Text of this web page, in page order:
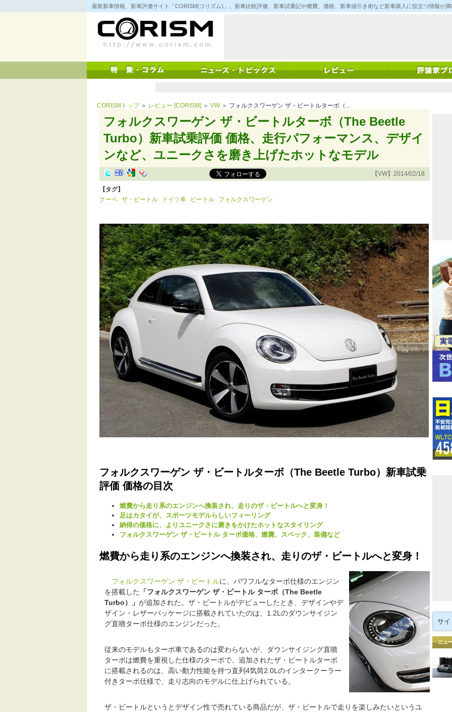
コ
ン
キ
ッ
最新新車情報、新車評価サイト「CORISM(コリズム)」。新車比較評価、新車試乗記や燃費、価格、新車値引き術など新車購入に役立つ情報が
CORISMトップ＞ レビュー [CORISM] ＞ VW＞ フォルクスワーゲン ザ・ビートルターボ（...
フォルクスワーゲン ザ・ビートルターボ（The Beetle
Turbo）新車試乗評価 価格、走行パフォーマンス、デザイ
ンなど、ユニークさを磨き上げたホットなモデル
【VW】2014/02/18
【タグ】
クーペ ザ・ビートル ドイツ車 ビートル フォルクスワーゲン
フォルクスワーゲン ザ・ビートルターボ（The Beetle Turbo）新車試乗
評価 価格の目次
燃費から走り系のエンジンへ換装され、走りのザ・ビートルへと変身！
足はカタイが、スポーツモデルらしいフィーリング
納得の価格に、よりユニークさに磨きをかけたホットなスタイリング
フォルクスワーゲン ザ・ビートル ターボ価格、燃費、スペック、装備など
燃費から走り系のエンジンへ換装され、走りのザ・ビートルへと変身！
フォルクスワーゲン ザ・ビートルに、パワフルなターボ仕様のエンジン
を搭載した
「フォルクスワーゲン ザ・ビートル ターボ（The Beetle
Turbo）」 が追加された。ザ・ビートルがデビューしたとき、デザインやデ
ザイン・レザーパッケージに搭載されていたのは、1.2Lのダウンサイジン
グ直噴ターボ仕様のエンジンだった。
従来のモデルもターボ車であるのは変わらないが、ダウンサイジング直噴
ターボは燃費を重視した仕様のターボで、追加されたザ・ビートルターボ
に搭載されるのは、高い動力性能を持つ直列4気筒2.0Lのインタークーラー
付きターボ仕様で、走り志向のモデルに仕上げられている。
ザ・ビートルというとデザイン性で売れている商品だが、ザ・ビートルで走りを楽しみたいというユ
索:
ニュ